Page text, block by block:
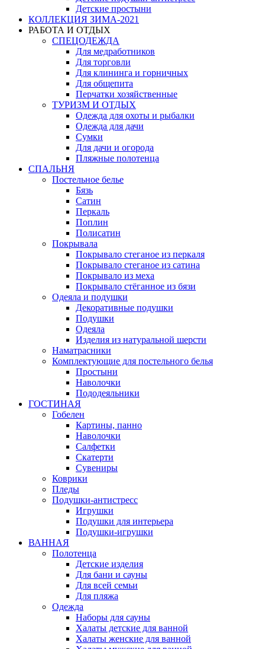
Детские простыни
КОЛЛЕКЦИЯ ЗИМА-2021
РАБОТА И ОТДЫХ
СПЕЦОДЕЖДА
Для медработников
Для торговли
Для клининга и горничных
Для общепита
Перчатки хозяйственные
ТУРИЗМ И ОТДЫХ
Одежда для охоты и рыбалки
Одежда для дачи
Сумки
Для дачи и огорода
Пляжные полотенца
СПАЛЬНЯ
Постельное белье
Бязь
Сатин
Перкаль
Поплин
Полисатин
Покрывала
Покрывало стеганое из перкаля
Покрывало стеганое из сатина
Покрывало из меха
Покрывало стёганное из бязи
Одеяла и подушки
Декоративные подушки
Подушки
Одеяла
Изделия из натуральной шерсти
Наматраcники
Комплектующие для постельного белья
Простыни
Наволочки
Пододеяльники
ГОСТИНАЯ
Гобелен
Картины, панно
Наволочки
Салфетки
Скатерти
Сувениры
Коврики
Пледы
Подушки-антистресс
Игрушки
Подушки для интерьера
Подушки-игрушки
ВАННАЯ
Полотенца
Детские изделия
Для бани и сауны
Для всей семьи
Для пляжа
Одежда
Наборы для сауны
Халаты детские для ванной
Халаты женские для ванной